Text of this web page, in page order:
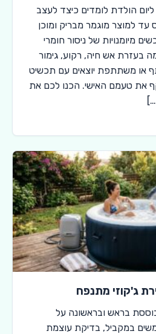
הולדת לומדים כיצד לעצב
עד למוצר מוגמר מבריק ומוכן
מיומנויות של ניסור חומרי
בעזרת אש חיה, רקוע, גימור
או משתתפת יוצאים עם תכשיט
את טעמם האישי. הכנו לכם את
ג'קוזי מתנפח
בראש ובראשונה על
במקביל, בדיקת עוצמת